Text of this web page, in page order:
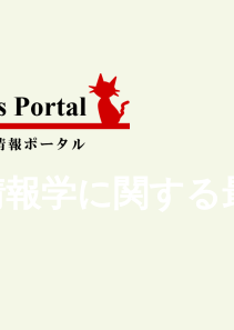
報学に関す